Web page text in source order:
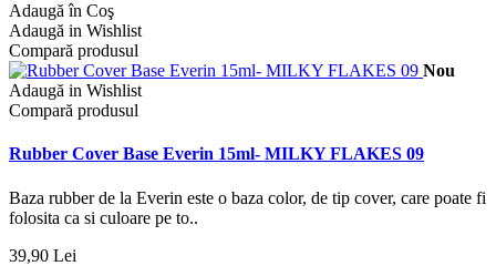
Adaugă în Coş
Adaugă in Wishlist
Compară produsul
Nou
Adaugă in Wishlist
Compară produsul
Rubber Cover Base Everin 15ml- MILKY FLAKES 09
Baza rubber de la Everin este o baza color, de tip cover, care poate fi
folosita ca si culoare pe to..
39,90 Lei